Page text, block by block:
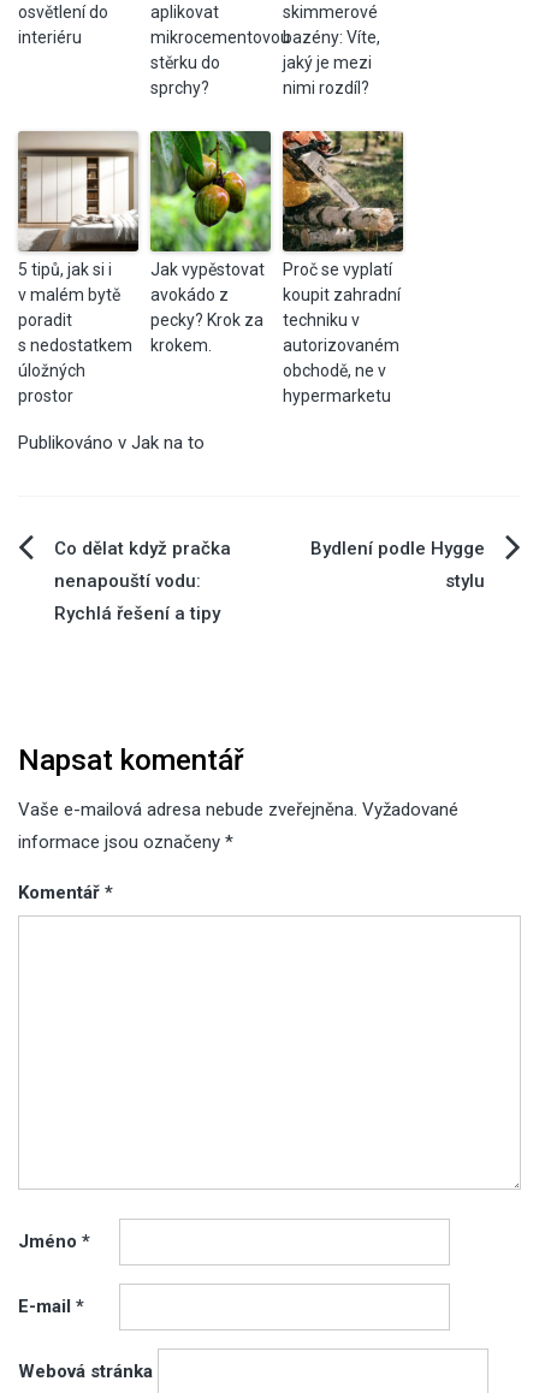
osvětlení do
interiéru
aplikovat
mikrocementovou
stěrku do
sprchy?
skimmerové
bazény: Víte,
jaký je mezi
nimi rozdíl?
5 tipů, jak si i
v malém bytě
poradit
s nedostatkem
úložných
prostor
Jak vypěstovat
avokádo z
pecky? Krok za
krokem.
Proč se vyplatí
koupit zahradní
techniku v
autorizovaném
obchodě, ne v
hypermarketu
Publikováno v Jak na to
Navigace
pro
Co dělat když pračka
nenapouští vodu:
Rychlá řešení a tipy
Bydlení podle Hygge
stylu
Napsat komentář
Vaše e-mailová adresa nebude zveřejněna. Vyžadované
informace jsou označeny *
Komentář *
Jméno *
E-mail *
Webová stránka